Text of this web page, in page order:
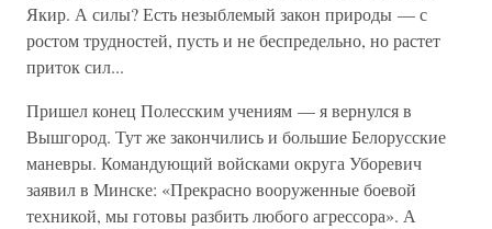
Якир. А силы? Есть незыблемый закон природы — с
ростом трудностей, пусть и не беспредельно, но растет
приток сил...
Пришел конец Полесским учениям — я вернулся в
Вышгород. Тут же закончились и большие Белорусские
маневры. Командующий войсками округа Уборевич
заявил в Минске: «Прекрасно вооруженные боевой
техникой, мы готовы разбить любого агрессора». А